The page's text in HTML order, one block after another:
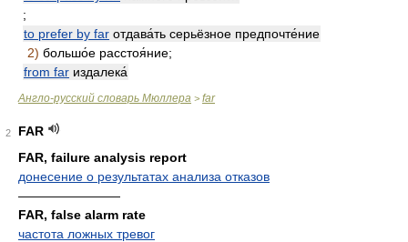
;
to prefer by far отдава́ть серьёзное предпочте́ние
2) большо́е расстоя́ние;
from far издалека́
Англо-русский словарь Мюллера > far
2
FAR
FAR, failure analysis report
донесение о результатах анализа отказов
————————
FAR, false alarm rate
частота ложных тревог